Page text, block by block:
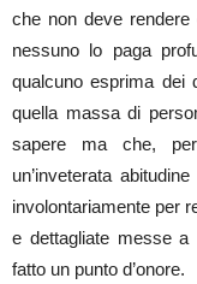
che non deve
nessuno lo paga
qualcuno esprima dei
quella massa di
sapere ma che, per
un’inveterata
involontariamente per
e dettagliate messe a
fatto un punto d’onore.